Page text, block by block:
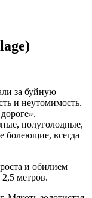
за буйную
и неутомимость.
полуголодные,
болеющие, всегда
и обилием
метров.